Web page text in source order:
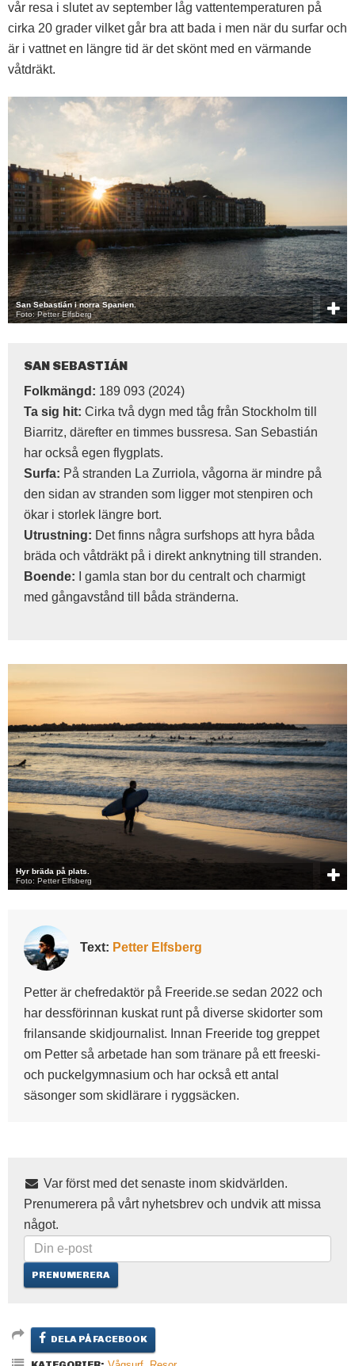
vår resa i slutet av september låg vattentemperaturen på
cirka 20 grader vilket går bra att bada i men när du surfar och
är i vattnet en längre tid är det skönt med en värmande
våtdräkt.
San Sebastián i norra Spanien.
Foto: Petter Elfsberg
SAN SEBASTIÁN
Folkmängd: 189 093 (2024)
Ta sig hit: Cirka två dygn med tåg från Stockholm till
Biarritz, därefter en timmes bussresa. San Sebastián
har också egen flygplats.
Surfa: På stranden La Zurriola, vågorna är mindre på
den sidan av stranden som ligger mot stenpiren och
ökar i storlek längre bort.
Utrustning: Det finns några surfshops att hyra båda
bräda och våtdräkt på i direkt anknytning till stranden.
Boende: I gamla stan bor du centralt och charmigt
med gångavstånd till båda stränderna.
Hyr bräda på plats.
Foto: Petter Elfsberg
Text: Petter Elfsberg
Petter är chefredaktör på Freeride.se sedan 2022 och
har dessförinnan kuskat runt på diverse skidorter som
frilansande skidjournalist. Innan Freeride tog greppet
om Petter så arbetade han som tränare på ett freeski-
och puckelgymnasium och har också ett antal
säsonger som skidlärare i ryggsäcken.
Var först med det senaste inom skidvärlden.
Prenumerera på vårt nyhetsbrev och undvik att missa
något.
DELA PÅ FACEBOOK